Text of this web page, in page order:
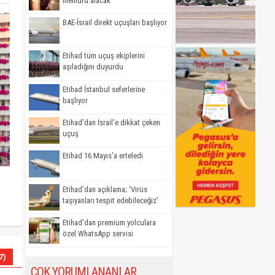
BAE-İsrail direkt uçuşları başlıyor
Etihad tüm uçuş ekiplerini
aşıladığını duyurdu
Etihad İstanbul seferlerine
başlıyor
Etihad'dan İsrail'e dikkat çeken
uçuş
Etihad 16 Mayıs'a erteledi
Etihad'dan açıklama; 'Virüs
taşıyanları tespit edebileceğiz'
Etihad'dan premium yolculara
özel WhatsApp servisi